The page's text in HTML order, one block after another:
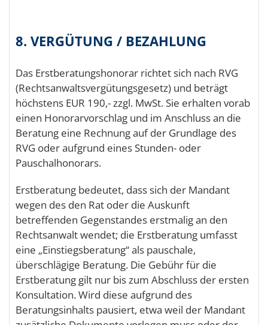
8. VERGÜTUNG / BEZAHLUNG
Das Erstberatungshonorar richtet sich nach RVG
(Rechtsanwaltsvergütungsgesetz) und beträgt
höchstens EUR 190,- zzgl. MwSt. Sie erhalten vorab
einen Honorarvorschlag und im Anschluss an die
Beratung eine Rechnung auf der Grundlage des
RVG oder aufgrund eines Stunden- oder
Pauschalhonorars.
Erstberatung bedeutet, dass sich der Mandant
wegen des den Rat oder die Auskunft
betreffenden Gegenstandes erstmalig an den
Rechtsanwalt wendet; die Erstberatung umfasst
eine „Einstiegsberatung“ als pauschale,
überschlägige Beratung. Die Gebühr für die
Erstberatung gilt nur bis zum Abschluss der ersten
Konsultation. Wird diese aufgrund des
Beratungsinhalts pausiert, etwa weil der Mandant